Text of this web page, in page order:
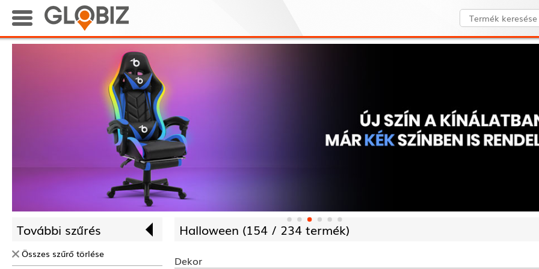
További szűrés
Összes szűrő törlése
Halloween (154 / 234 termék)
Dekor